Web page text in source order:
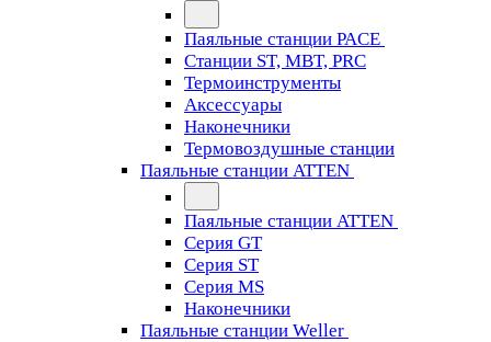
Паяльные станции PACE
Станции ST, MBT, PRC
Термоинструменты
Аксессуары
Наконечники
Термовоздушные станции
Паяльные станции ATTEN
Паяльные станции ATTEN
Серия GT
Серия ST
Серия MS
Наконечники
Паяльные станции Weller